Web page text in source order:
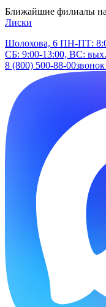
Ближайшие филиалы
Лиски
Шолохова, 6 ПН-ПТ:
СБ: 9:00-13:00, ВС: вых.
8 (800) 500-88-00